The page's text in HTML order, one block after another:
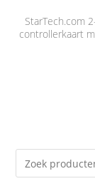
StarTech.com
controllerkaart